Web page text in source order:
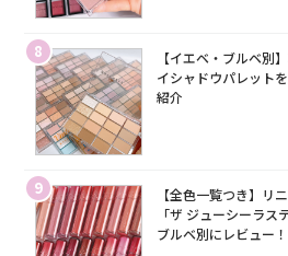
8
【イエベ・ブルベ別
イシャドウパレット
紹介
9
【全色一覧つき】リ
「ザ ジューシーラス
ブルベ別にレビュー！